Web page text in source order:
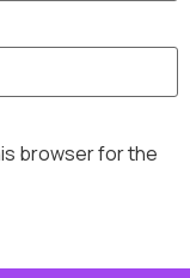
browser for the